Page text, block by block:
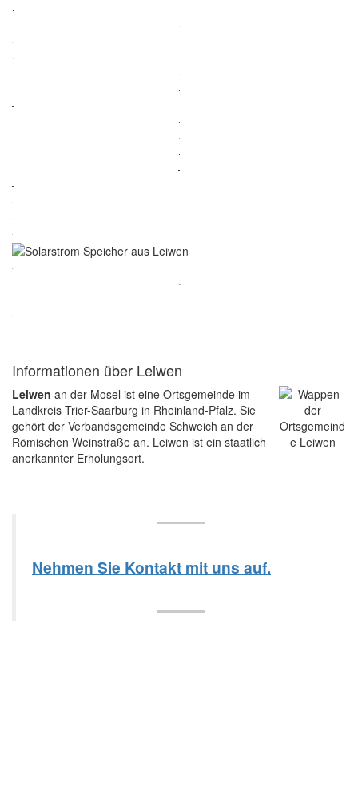
Informationen über Leiwen
Leiwen an der Mosel ist eine Ortsgemeinde im
Landkreis Trier-Saarburg in Rheinland-Pfalz. Sie
gehört der Verbandsgemeinde Schweich an der
Römischen Weinstraße an. Leiwen ist ein staatlich
anerkannter Erholungsort.
Nehmen Sie Kontakt mit uns auf.